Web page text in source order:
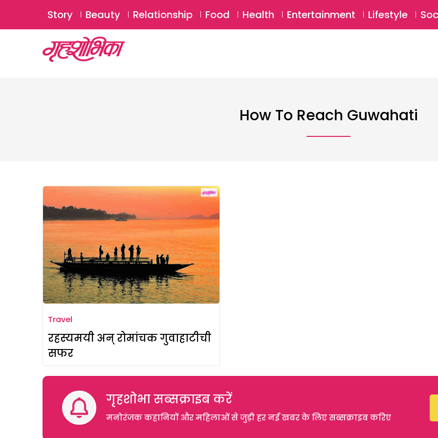
Story Beauty Relationship Food Health Entertainment Lifestyle
How To Reach Guwahati
Travel
रहस्यमयी अन् रोमांचक गुवाहाटीची
सफर
गृहशोभा सब्सक्राइब करें
मनोरंजक कहानियों और महिलाओं से जुड़ी हर नई खबर के लिए सब्सक्राइब करिए